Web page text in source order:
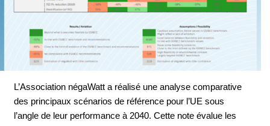
L’Association négaWatt a réalisé une analyse comparative
des principaux scénarios de référence pour l’UE sous
l’angle de leur performance à 2040. Cette note évalue les